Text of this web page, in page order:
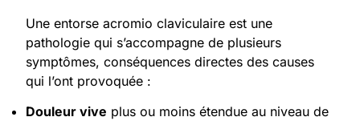
Une entorse acromio claviculaire est une
pathologie qui s’accompagne de plusieurs
symptômes, conséquences directes des causes
qui l’ont provoquée :
Douleur vive plus ou moins étendue au niveau de